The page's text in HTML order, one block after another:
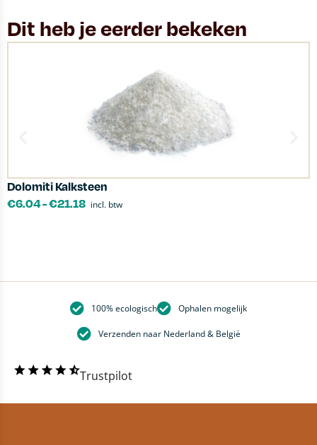
Dit heb je eerder bekeken
Dolomiti Kalksteen
€6.04-€21.18 incl. btw
100% ecologisch Ophalen mogelijk
Verzenden naar Nederland & België
Trustpilot